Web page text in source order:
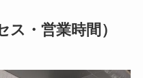
・営業時間）